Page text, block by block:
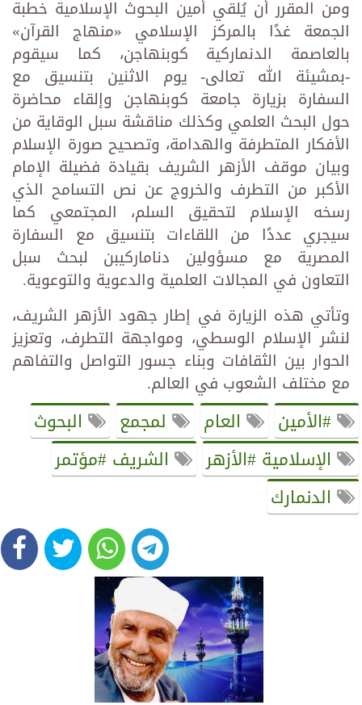
ومن المقرر أن يُلقي أمين البحوث الإسلامية خطبة
الجمعة غدًا بالمركز الإسلامي «منهاج القرآن»
بالعاصمة الدنماركية كوبنهاجن، كما سيقوم
-بمشيئة الله تعالى- يوم الاثنين بتنسيق مع
السفارة بزيارة جامعة كوبنهاجن وإلقاء محاضرة
حول البحث العلمي وكذلك مناقشة سبل الوقاية من
الأفكار المتطرفة والهدامة، وتصحيح صورة الإسلام
وبيان موقف الأزهر الشريف بقيادة فضيلة الإمام
الأكبر من التطرف والخروج عن نص التسامح الذي
رسخه الإسلام لتحقيق السلم، المجتمعي كما
سيجري عددًا من اللقاءات بتنسيق مع السفارة
المصرية مع مسؤولين دناماركيبن لبحث سبل
التعاون في المجالات العلمية والدعوية والتوعوية.
وتأتي هذه الزيارة في إطار جهود الأزهر الشريف،
لنشر الإسلام الوسطي، ومواجهة التطرف، وتعزيز
الحوار بين الثقافات وبناء جسور التواصل والتفاهم
مع مختلف الشعوب في العالم.
#الأمين العام لمجمع
البحوث
الإسلامية #الأزهر
الشريف #مؤتمر
الدنمارك